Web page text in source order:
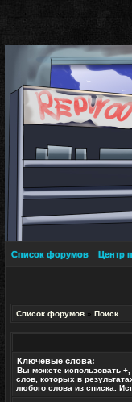
Список форумов Центр
Список форумов » Поиск
Ключевые слова:
Вы можете использовать +
слов, которых в
любого слова из списка.